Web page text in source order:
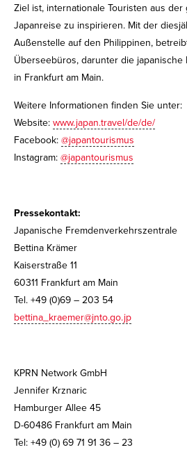
Ziel ist, internationale Touristen aus
Japanreise zu inspirieren. Mit der
Außenstelle auf den Philippinen,
Überseebüros, darunter die
in Frankfurt am Main.
Weitere Informationen finden Sie unter:
Website: www.japan.travel/de/de/
Facebook: @japantourismus
Instagram: @japantourismus
Pressekontakt:
Japanische Fremdenverkehrszentrale
Bettina Krämer
Kaiserstraße 11
60311 Frankfurt am Main
Tel. +49 (0)69 – 203 54
bettina_kraemer@jnto.go.jp
KPRN Network GmbH
Jennifer Krznaric
Hamburger Allee 45
D-60486 Frankfurt am Main
Tel: +49 (0) 69 71 91 36 – 23